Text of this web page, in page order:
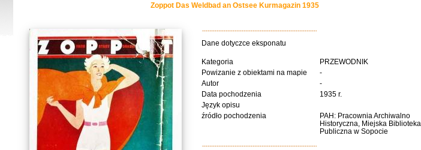
Zoppot Das Weldbad an Ostsee Kurmagazin 1935
Dane dotyczce eksponatu
Kategoria
PRZEWODNIK
Powizanie z obiektami na mapie
-
Autor
-
Data pochodzenia
1935 r.
Język opisu
źródło pochodzenia
PAH: Pracownia Archiwalno
Historyczna, Miejska Biblioteka
Publiczna w Sopocie